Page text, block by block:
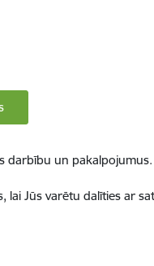
darbību un pakalpojumus.
Jūs varētu dalīties ar